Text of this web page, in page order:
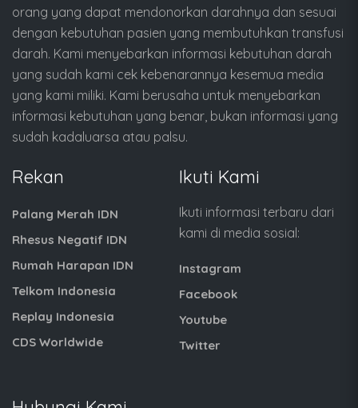
orang yang dapat mendonorkan darahnya dan sesuai
dengan kebutuhan pasien yang membutuhkan transfusi
darah. Kami menyebarkan informasi kebutuhan darah
yang sudah kami cek kebenarannya kesemua media
yang kami miliki. Kami berusaha untuk menyebarkan
informasi kebutuhan yang benar, bukan informasi yang
sudah kadaluarsa atau palsu.
Rekan
Palang Merah IDN
Rhesus Negatif IDN
Rumah Harapan IDN
Telkom Indonesia
Replay Indonesia
CDS Worldwide
Ikuti Kami
Ikuti informasi terbaru dari
kami di media sosial:
Instagram
Facebook
Youtube
Twitter